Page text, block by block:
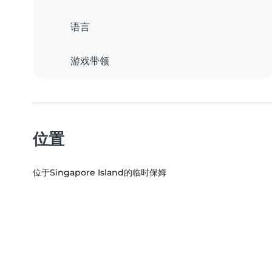
语言
游戏带领
位置
位于Singapore Island的临时保姆